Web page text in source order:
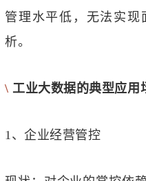
管理水平低，无法实现
析。
\ 工业大数据的典型应用
1、企业经营管控